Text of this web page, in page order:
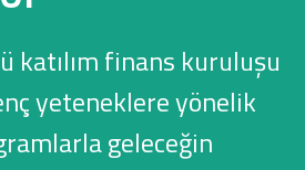
katılım finans kuruluşu
yeteneklere yönelik
geleceğin